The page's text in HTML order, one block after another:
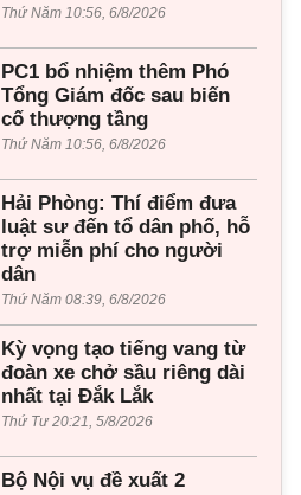
Thứ Năm 10:56, 6/8/2026
PC1 bổ nhiệm thêm Phó
Tổng Giám đốc sau biến
cố thượng tầng
Thứ Năm 10:56, 6/8/2026
Hải Phòng: Thí điểm đưa
luật sư đến tổ dân phố, hỗ
trợ miễn phí cho người
dân
Thứ Năm 08:39, 6/8/2026
Kỳ vọng tạo tiếng vang từ
đoàn xe chở sầu riêng dài
nhất tại Đắk Lắk
Thứ Tư 20:21, 5/8/2026
Bộ Nội vụ đề xuất 2